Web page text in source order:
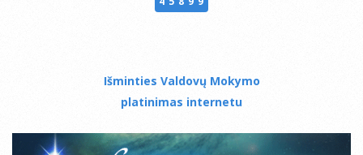
Išminties Valdovų Mokymo
platinimas internetu